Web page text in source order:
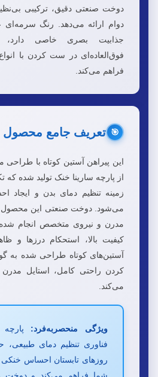
دوخت صنعتی دقیق، ترکیبی
دوام ارائه می‌دهد. رنگ سرمه‌ای
جذابیت بصری خاصی دارد،
فوق‌العاده‌ای در ست کردن با
فراهم می‌کند.
🎯 تعریف جامع محصول
این پیراهن آستین کوتاه با
از پارچه سارینا خنک تولید شده که
زمینه تنظیم دمای بدن و
می‌شود. دوخت صنعتی این محصول
مدرن و نیروی متخصص انجام
کیفیت بالا، استحکام درزها و
آستین‌های کوتاه طراحی شده به
کردن راحتی کامل، استایل مدرن
می‌کند.
ویژگی منحصربه‌فرد: پارچه
فناوری تنظیم دمای طبیعی،
روزهای تابستان احساس خنکی